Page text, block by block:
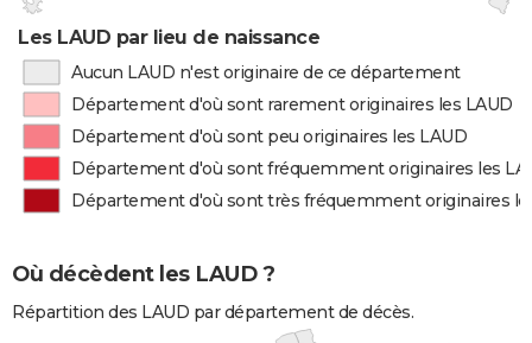
Les LAUD par lieu de naissance
Aucun LAUD n'est originaire de ce département
Département d'où sont rarement originaires les LAUD
Département d'où sont peu originaires les LAUD
Département d'où sont fréquemment originaires les
Département d'où sont très fréquemment originaires
Où décèdent les LAUD ?
Répartition des LAUD par département de décès.